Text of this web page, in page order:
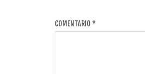
COMENTARIO *